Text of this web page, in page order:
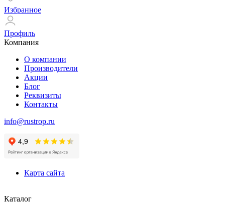
Избранное
Профиль
Компания
О компании
Производители
Акции
Блог
Реквизиты
Контакты
info@rustrop.ru
Карта сайта
Каталог